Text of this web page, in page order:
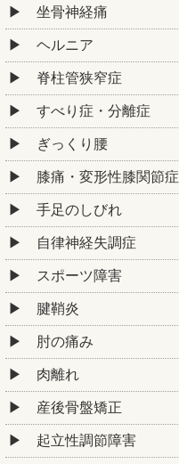
坐骨神経痛
ヘルニア
脊柱管狭窄症
すべり症・分離症
ぎっくり腰
膝痛・変形性膝関節症
手足のしびれ
自律神経失調症
スポーツ障害
腱鞘炎
肘の痛み
肉離れ
産後骨盤矯正
起立性調節障害